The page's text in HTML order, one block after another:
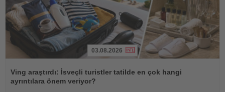
Oku
03.08.2026
Ving araştırdı: İsveçli turistler tatilde en çok hangi
ayrıntılara önem veriyor?